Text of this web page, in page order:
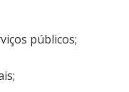
públicos;